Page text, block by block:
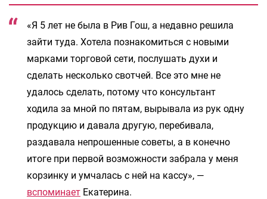
«Я 5 лет не была в Рив Гош, а недавно решила
зайти туда. Хотела познакомиться с новыми
марками торговой сети, послушать духи и
сделать несколько свотчей. Все это мне не
удалось сделать, потому что консультант
ходила за мной по пятам, вырывала из рук одну
продукцию и давала другую, перебивала,
раздавала непрошенные советы, а в конечно
итоге при первой возможности забрала у меня
корзинку и умчалась с ней на кассу», —
вспоминает Екатерина.